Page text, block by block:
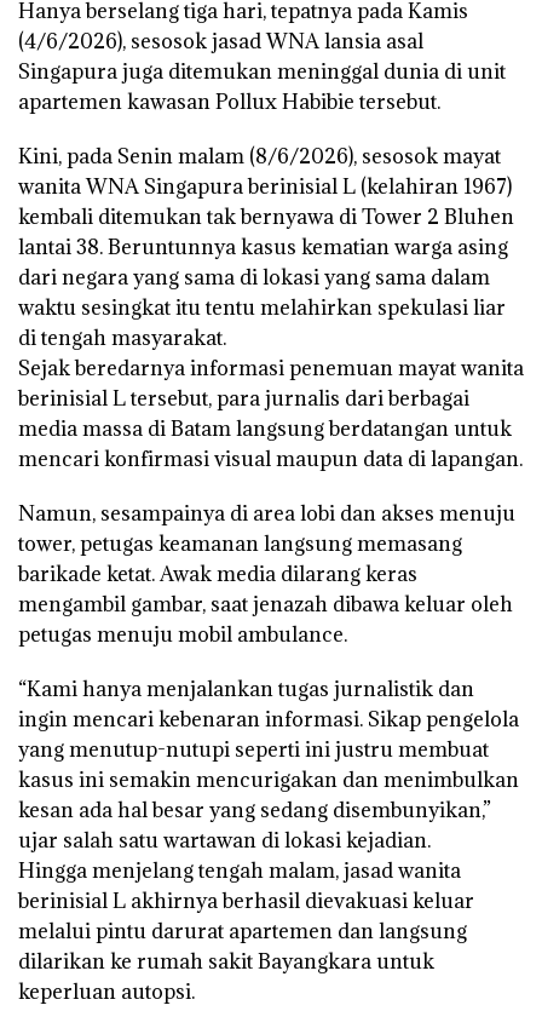
Hanya berselang tiga hari, tepatnya pada Kamis
(4/6/2026), sesosok jasad WNA lansia asal
Singapura juga ditemukan meninggal dunia di unit
apartemen kawasan Pollux Habibie tersebut.
Kini, pada Senin malam (8/6/2026), sesosok mayat
wanita WNA Singapura berinisial L (kelahiran 1967)
kembali ditemukan tak bernyawa di Tower 2 Bluhen
lantai 38. Beruntunnya kasus kematian warga asing
dari negara yang sama di lokasi yang sama dalam
waktu sesingkat itu tentu melahirkan spekulasi liar
di tengah masyarakat.
Sejak beredarnya informasi penemuan mayat wanita
berinisial L tersebut, para jurnalis dari berbagai
media massa di Batam langsung berdatangan untuk
mencari konfirmasi visual maupun data di lapangan.
Namun, sesampainya di area lobi dan akses menuju
tower, petugas keamanan langsung memasang
barikade ketat. Awak media dilarang keras
mengambil gambar, saat jenazah dibawa keluar oleh
petugas menuju mobil ambulance.
“Kami hanya menjalankan tugas jurnalistik dan
ingin mencari kebenaran informasi. Sikap pengelola
yang menutup-nutupi seperti ini justru membuat
kasus ini semakin mencurigakan dan menimbulkan
kesan ada hal besar yang sedang disembunyikan,”
ujar salah satu wartawan di lokasi kejadian.
Hingga menjelang tengah malam, jasad wanita
berinisial L akhirnya berhasil dievakuasi keluar
melalui pintu darurat apartemen dan langsung
dilarikan ke rumah sakit Bayangkara untuk
keperluan autopsi.